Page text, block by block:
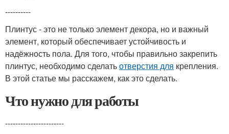
----------
Плинтус - это не только элемент декора, но и важный
элемент, который обеспечивает устойчивость и
надёжность пола. Для того, чтобы правильно закрепить
плинтус, необходимо сделатьотверстия для крепления.
В этой статье мы расскажем, как это сделать.
Что нужно для работы
-----------------------